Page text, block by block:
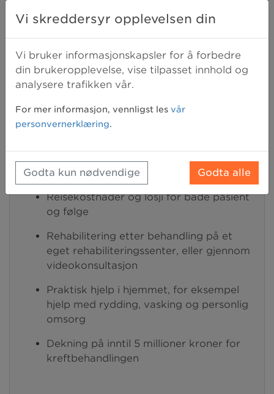
Disse fordelene får du som premium-
medlem:
En ny uavhengig vurdering fra spesialist
(second opinion)
Tilgang til medisiner, behandling og
diagnostisk teknologi som ikke tilbys av
følger deg hele veien
Reisekostnader og losji for både pasient
og følge
Rehabilitering etter behandling på et
eget rehabiliteringssenter, eller gjennom
videokonsultasjon
Praktisk hjelp i hjemmet, for eksempel
hjelp med rydding, vasking og personlig
omsorg
Dekning på inntil 5 millioner kroner for
kreftbehandlingen
Vi skreddersyr opplevelsen din
Vi bruker informasjonskapsler for å forbedre
din brukeropplevelse, vise tilpasset innhold og
analysere trafikken vår.
For mer informasjon, vennligst les vår
personvernerklæring.
Godta kun nødvendige Godta alle